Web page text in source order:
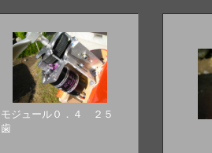
モジュール０．４ ２５
歯